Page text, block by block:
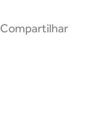
Compartilhar